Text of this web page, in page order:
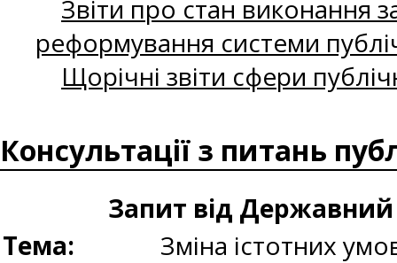
Звіти про стан виконання
реформування системи
Щорічні звіти сфери
Консультації з питань
Запит від
Тема:
Зміна істотних